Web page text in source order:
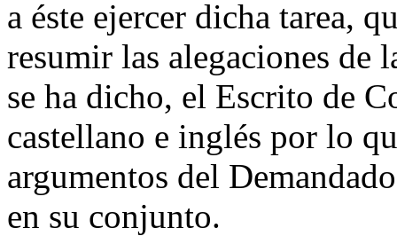
a éste ejercer dicha tarea,
resumir las alegaciones de
se ha dicho, el Escrito de
castellano e inglés por lo
argumentos del
en su conjunto.